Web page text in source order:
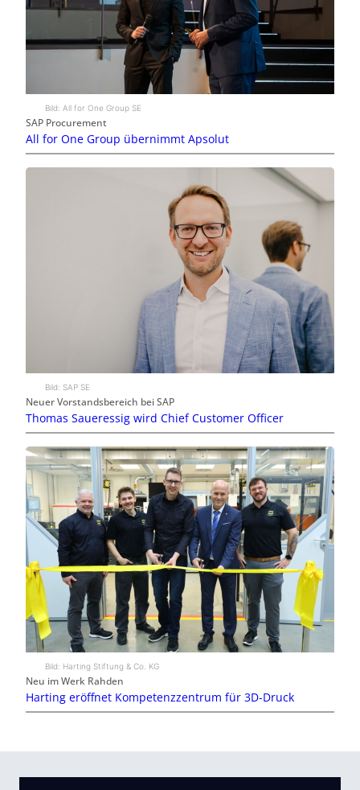
Bild: All for One Group SE
SAP Procurement
All for One Group übernimmt Apsolut
Bild: SAP SE
Neuer Vorstandsbereich bei SAP
Thomas Saueressig wird Chief Customer Officer
Bild: Harting Stiftung & Co. KG
Neu im Werk Rahden
Harting eröffnet Kompetenzzentrum für 3D-Druck